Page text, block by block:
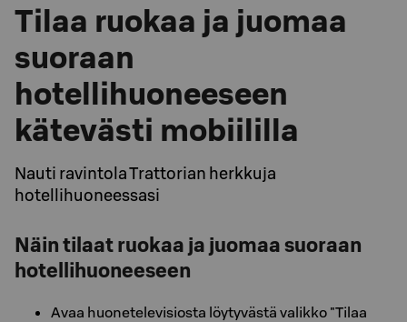
Tilaa ruokaa ja juomaa
suoraan
hotellihuoneeseen
kätevästi mobiililla
Nauti ravintola Trattorian herkkuja
hotellihuoneessasi
Näin tilaat ruokaa ja juomaa suoraan
hotellihuoneeseen
Avaa huonetelevisiosta löytyvästä valikko "Tilaa